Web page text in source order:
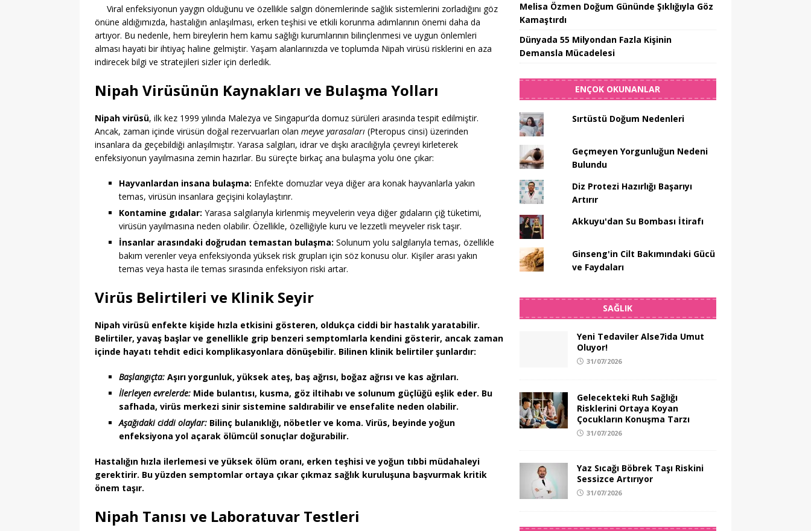
Viral enfeksiyonun yaygın olduğunu ve özellikle salgın dönemlerinde sağlık sistemlerini zorladığını göz
önüne aldığımızda, hastalığın anlaşılması, erken teşhisi ve etkili korunma adımlarının önemi daha da
artıyor. Bu nedenle, hem bireylerin hem kamu sağlığı kurumlarının bilinçlenmesi ve uygun önlemleri
alması hayati bir ihtiyaç haline gelmiştir. Yaşam alanlarınızda ve toplumda Nipah virüsü risklerini en aza
indirecek bilgi ve stratejileri sizler için derledik.
Nipah Virüsünün Kaynakları ve Bulaşma Yolları
Nipah virüsü, ilk kez 1999 yılında Malezya ve Singapur’da domuz sürüleri arasında tespit edilmiştir.
Ancak, zaman içinde virüsün doğal rezervuarları olan meyve yarasaları (Pteropus cinsi) üzerinden
insanlara da geçebildiği anlaşılmıştır. Yarasa salgıları, idrar ve dışkı aracılığıyla çevreyi kirleterek
enfeksiyonun yayılmasına zemin hazırlar. Bu süreçte birkaç ana bulaşma yolu öne çıkar:
Hayvanlardan insana bulaşma: Enfekte domuzlar veya diğer ara konak hayvanlarla yakın
temas, virüsün insanlara geçişini kolaylaştırır.
Kontamine gıdalar: Yarasa salgılarıyla kirlenmiş meyvelerin veya diğer gıdaların çiğ tüketimi,
virüsün yayılmasına neden olabilir. Özellikle, özelliğiyle kuru ve lezzetli meyveler risk taşır.
İnsanlar arasındaki doğrudan temastan bulaşma: Solunum yolu salgılarıyla temas, özellikle
bakım verenler veya enfeksiyonda yüksek risk grupları için söz konusu olur. Kişiler arası yakın
temas veya hasta ile temas sırasında enfeksiyon riski artar.
Virüs Belirtileri ve Klinik Seyir
Nipah virüsü enfekte kişide hızla etkisini gösteren, oldukça ciddi bir hastalık yaratabilir.
Belirtiler, yavaş başlar ve genellikle grip benzeri semptomlarla kendini gösterir, ancak zaman
içinde hayatı tehdit edici komplikasyonlara dönüşebilir. Bilinen klinik belirtiler şunlardır:
Başlangıçta: Aşırı yorgunluk, yüksek ateş, baş ağrısı, boğaz ağrısı ve kas ağrıları.
İlerleyen evrelerde: Mide bulantısı, kusma, göz iltihabı ve solunum güçlüğü eşlik eder. Bu
safhada, virüs merkezi sinir sistemine saldırabilir ve ensefalite neden olabilir.
Aşağıdaki ciddi olaylar: Bilinç bulanıklığı, nöbetler ve koma. Virüs, beyinde yoğun
enfeksiyona yol açarak ölümcül sonuçlar doğurabilir.
Hastalığın hızla ilerlemesi ve yüksek ölüm oranı, erken teşhisi ve yoğun tıbbi müdahaleyi
gerektirir. Bu yüzden semptomlar ortaya çıkar çıkmaz sağlık kuruluşuna başvurmak kritik
önem taşır.
Nipah Tanısı ve Laboratuvar Testleri
Melisa Özmen Doğum Gününde Şıklığıyla Göz
Kamaştırdı
Dünyada 55 Milyondan Fazla Kişinin
Demansla Mücadelesi
ENÇOK OKUNANLAR
Sırtüstü Doğum Nedenleri
Geçmeyen Yorgunluğun Nedeni
Bulundu
Diz Protezi Hazırlığı Başarıyı
Artırır
Akkuyu'dan Su Bombası İtirafı
Ginseng'in Cilt Bakımındaki Gücü
ve Faydaları
SAĞLIK
Yeni Tedaviler Alse7ida Umut
Oluyor!
31/07/2026
Gelecekteki Ruh Sağlığı
Risklerini Ortaya Koyan
Çocukların Konuşma Tarzı
31/07/2026
Yaz Sıcağı Böbrek Taşı Riskini
Sessizce Artırıyor
31/07/2026